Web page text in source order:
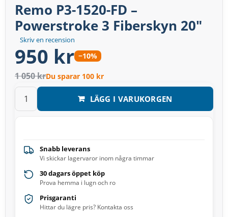
Skriv en recension
Remo P3-1520-FD –
Powerstroke 3 Fiberskyn 20″
950 kr −10%
1 050 krDu sparar 100 kr
LÄGG I VARUKORGEN
Snabb leverans
Vi skickar lagervaror inom några timmar
30 dagars öppet köp
Prova hemma i lugn och ro
Prisgaranti
Hittar du lägre pris? Kontakta oss